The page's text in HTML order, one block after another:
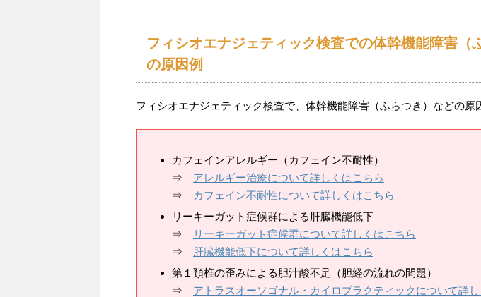
フィシオエナジェティック検査での体幹機能障害（
の原因例
フィシオエナジェティック検査で、体幹機能障害（ふらつき）などの原
カフェインアレルギー（カフェイン不耐性）
⇒ アレルギー治療について詳しくはこちら
⇒
カフェイン不耐性について詳しくはこちら
リーキーガット症候群による肝臓機能低下
⇒
リーキーガット症候群について詳しくはこちら
⇒
肝臓機能低下について詳しくはこちら
第１頚椎の歪みによる胆汁酸不足（胆経の流れの問題）
⇒ アトラスオーソゴナル・カイロプラクティックについて詳